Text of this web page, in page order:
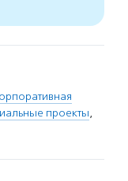
проекты,